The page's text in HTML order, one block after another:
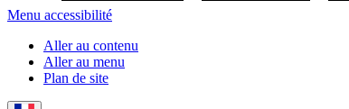
Menu accessibilité
Aller au contenu
Aller au menu
Plan de site